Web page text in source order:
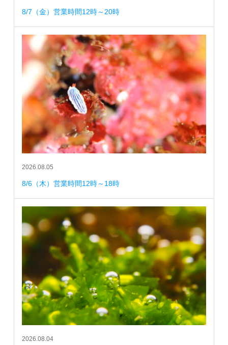
8/7（金）営業時間12時～20時
2026.08.05
8/6（木）営業時間12時～18時
2026.08.04